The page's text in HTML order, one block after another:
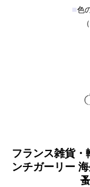
■色
フランス雑貨
ンチガーリー